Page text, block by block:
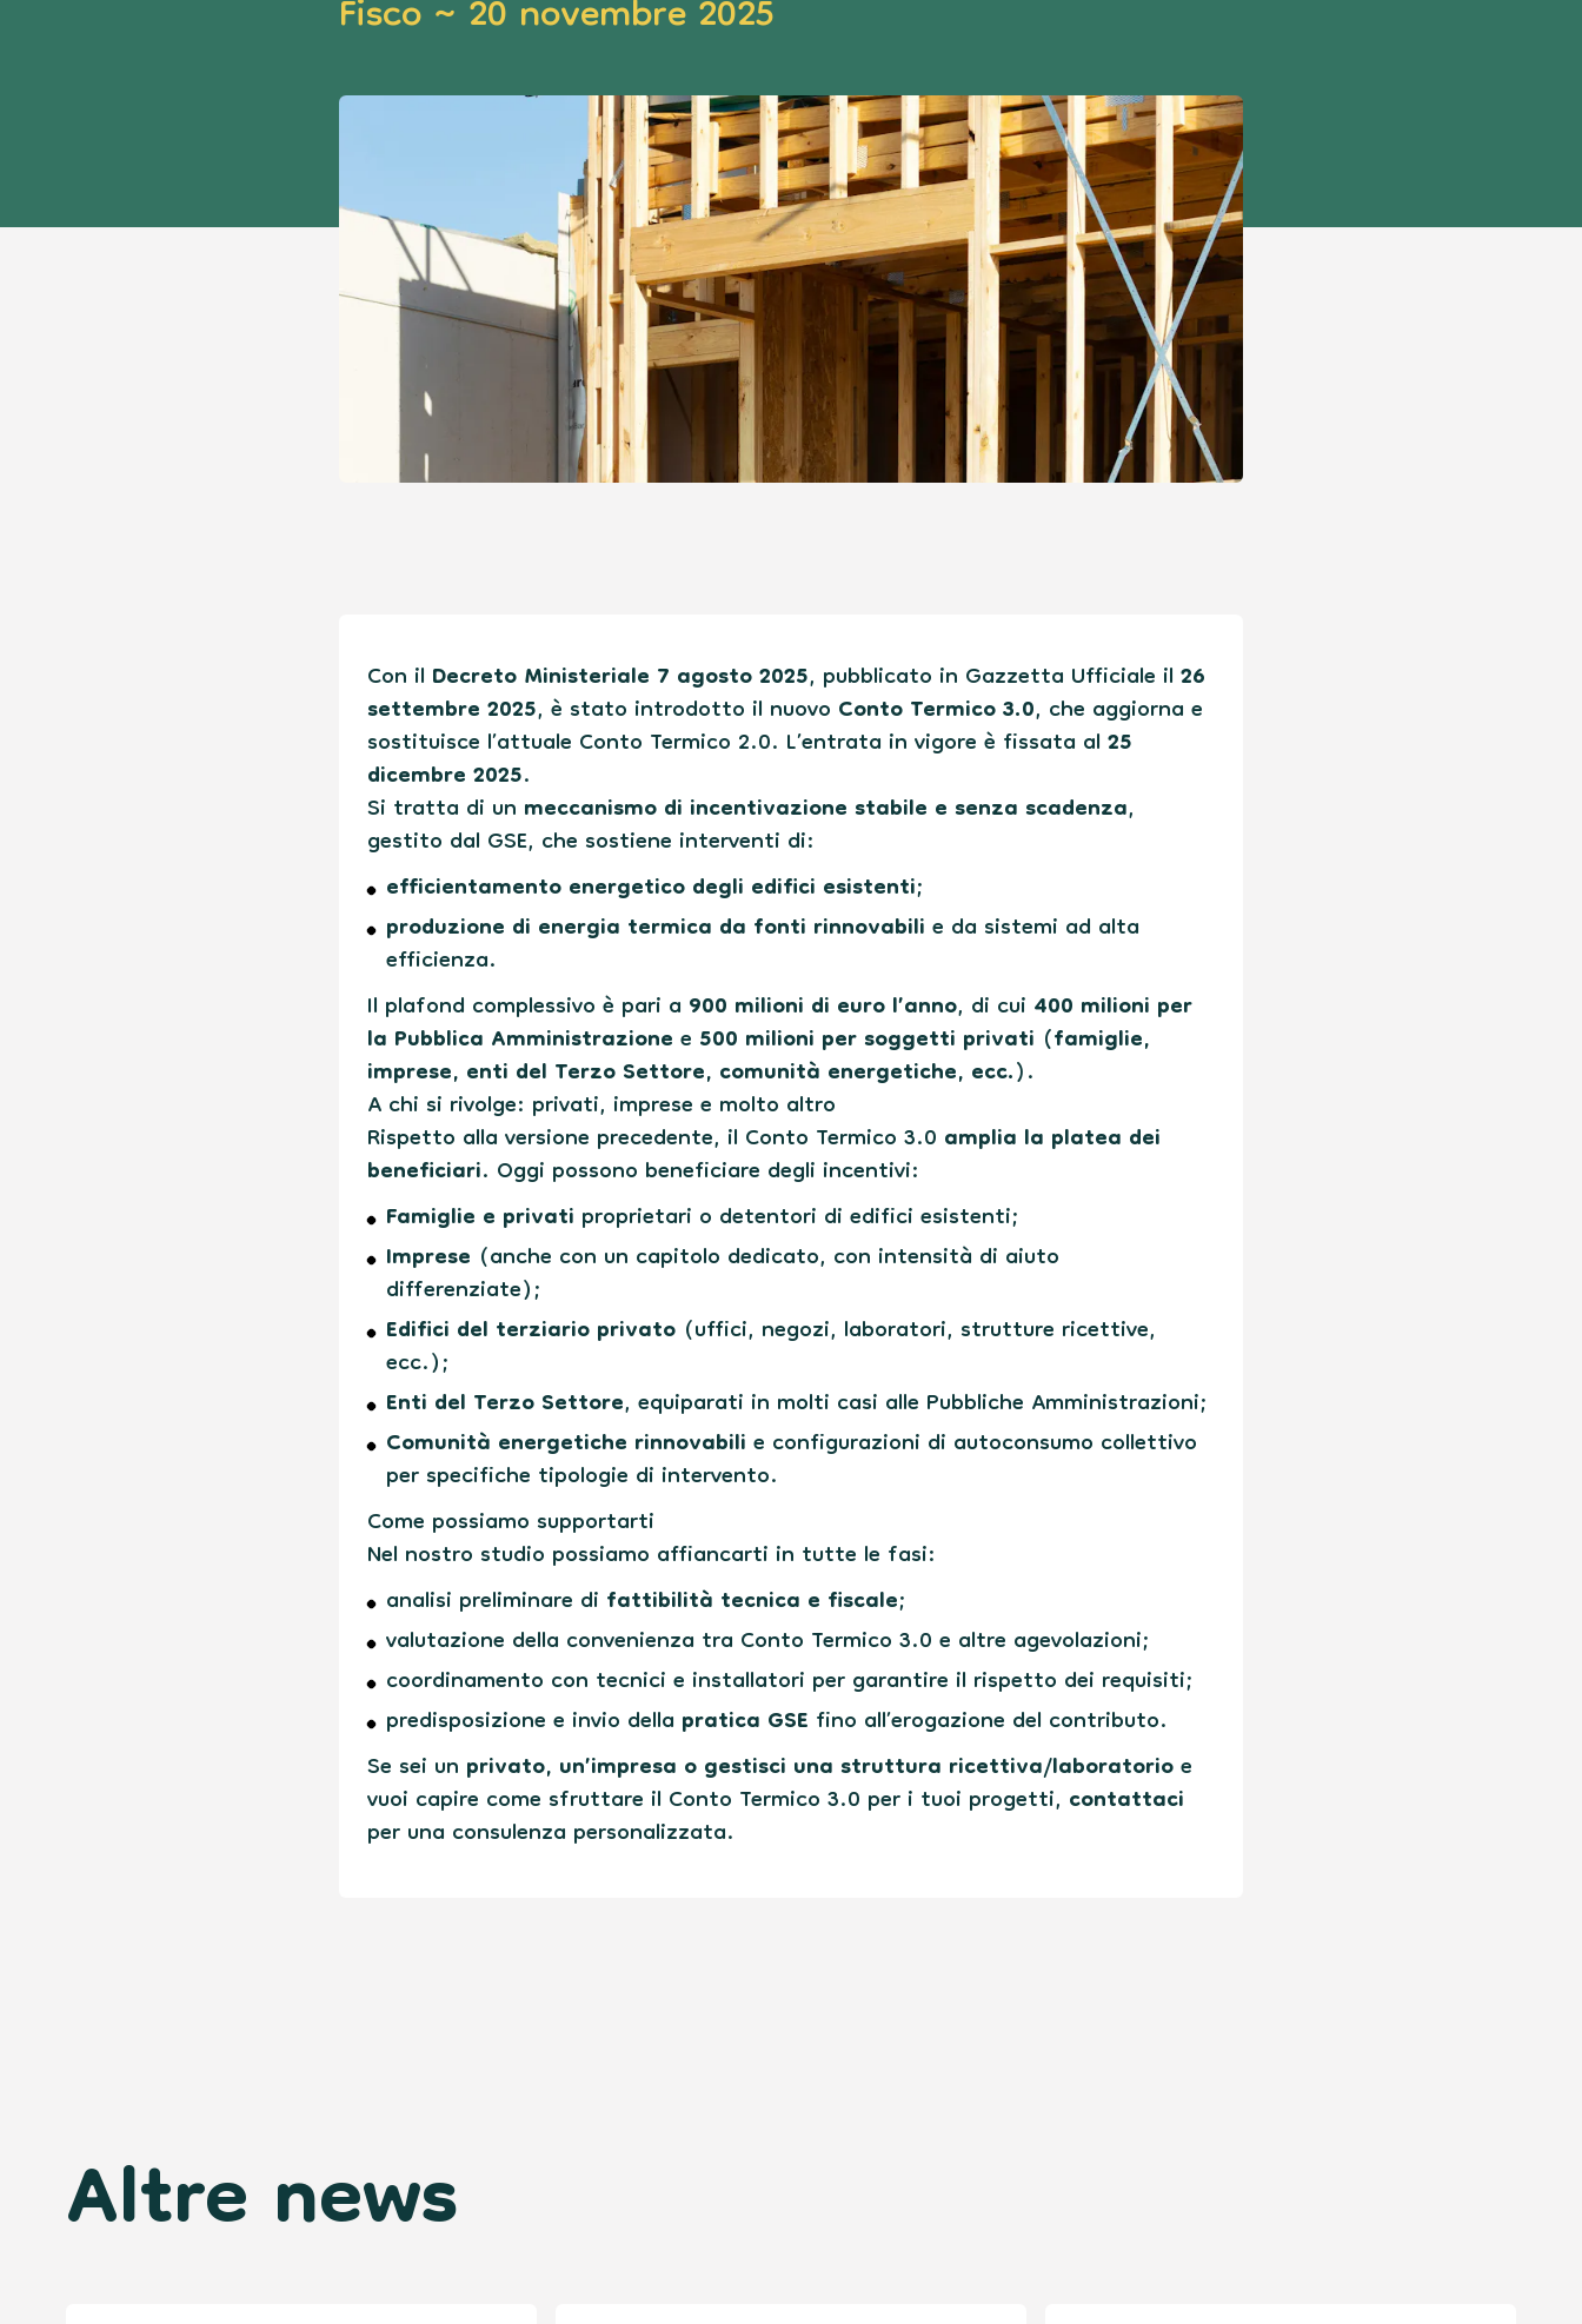
Con ilDecreto Ministeriale 7 agosto 2025, pubblicato in Gazzetta Ufficiale il26
settembre 2025, è stato introdotto il nuovoConto Termico 3.0, che aggiorna e
sostituisce l’attuale Conto Termico 2.0. L’entrata in vigore è fissata al25
dicembre 2025.
Si tratta di unmeccanismo di incentivazione stabile e senza scadenza,
gestito dal GSE, che sostiene interventi di:
efficientamento energetico degli edifici esistenti;
produzione di energia termica da fonti rinnovabilie da sistemi ad alta
efficienza.
Il plafond complessivo è pari a900 milioni di euro l’anno, di cui400 milioni per
la Pubblica Amministrazionee500 milioni per soggetti privati (famiglie,
imprese, enti del Terzo Settore, comunità energetiche, ecc.).
A chi si rivolge: privati, imprese e molto altro
Rispetto alla versione precedente, il Conto Termico 3.0amplia la platea dei
beneficiari. Oggi possono beneficiare degli incentivi:
Famiglie e privatiproprietari o detentori di edifici esistenti;
Imprese (anche con un capitolo dedicato, con intensità di aiuto
differenziate);
Edifici del terziario privato (uffici, negozi, laboratori, strutture ricettive,
ecc.);
Enti del Terzo Settore, equiparati in molti casi alle Pubbliche Amministrazioni;
Comunità energetiche rinnovabilie configurazioni di autoconsumo collettivo
per specifiche tipologie di intervento.
Come possiamo supportarti
Nel nostro studio possiamo affiancarti in tutte le fasi:
analisi preliminare difattibilità tecnica e fiscale;
valutazione della convenienza tra Conto Termico 3.0 e altre agevolazioni;
coordinamento con tecnici e installatori per garantire il rispetto dei requisiti;
predisposizione e invio dellapratica GSEfino all’erogazione del contributo.
Se sei unprivato, un’impresa o gestisci una struttura ricettiva/laboratorioe
vuoi capire come sfruttare il Conto Termico 3.0 per i tuoi progetti, contattaci
per una consulenza personalizzata.
Altre news